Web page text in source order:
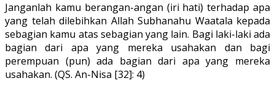
Janganlah kamu berangan-angan (iri hati) terhadap apa
yang telah dilebihkan Allah Subhanahu Waatala kepada
sebagian kamu atas sebagian yang lain. Bagi laki-laki ada
bagian dari apa yang mereka usahakan dan bagi
perempuan (pun) ada bagian dari apa yang mereka
usahakan. (QS. An-Nisa [32]: 4)